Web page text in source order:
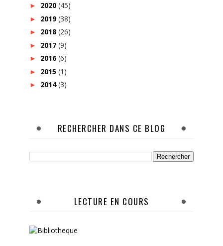
► 2020 (45)
► 2019(38)
► 2018 (26)
► 2017 (9)
► 2016(6)
► 2015 (1)
► 2014(3)
RECHERCHER DANS CE BLOG
LECTURE EN COURS